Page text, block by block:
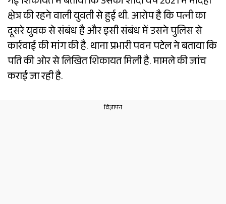
क्षेत्र की रहने वाली युवती से हुई थी. आरोप है कि पत्नी का
दूसरे युवक से संबंध है और इसी संबंध में उसने पुलिस से
कार्रवाई की मांग की है. थाना प्रभारी पवन पटेल ने बताया कि
पति की ओर से लिखित शिकायत मिली है. मामले की जांच
कराई जा रही है.